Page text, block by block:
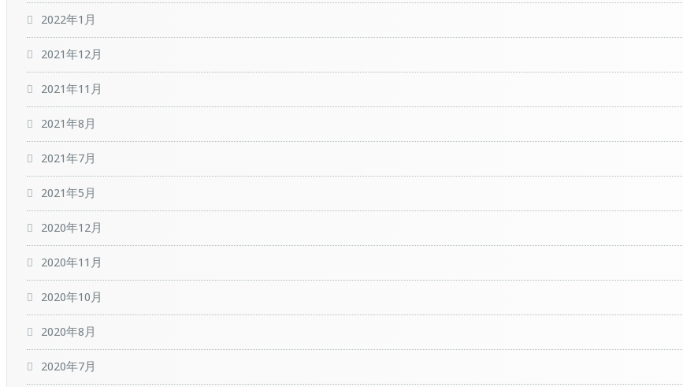
2022年1月
2021年12月
2021年11月
2021年8月
2021年7月
2021年5月
2020年12月
2020年11月
2020年10月
2020年8月
2020年7月